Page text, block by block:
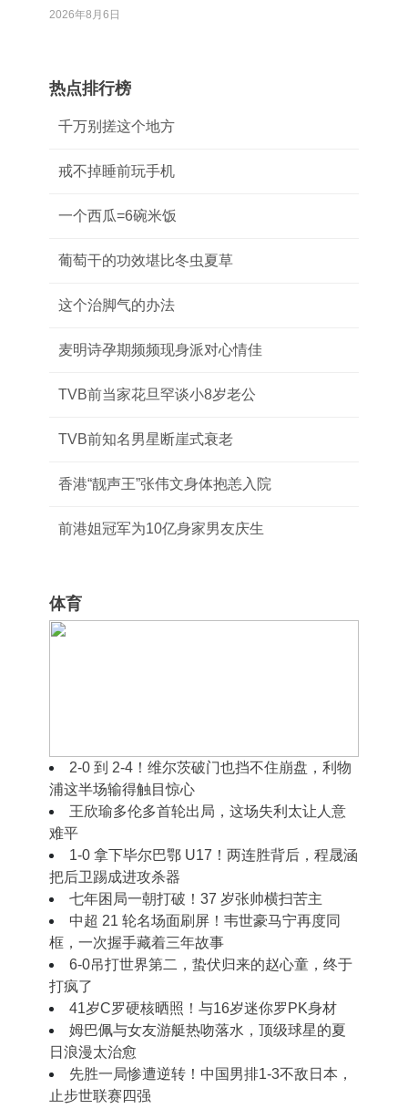
2026年8月6日
热点排行榜
千万别搓这个地方
戒不掉睡前玩手机
一个西瓜=6碗米饭
葡萄干的功效堪比冬虫夏草
这个治脚气的办法
麦明诗孕期频频现身派对心情佳
TVB前当家花旦罕谈小8岁老公
TVB前知名男星断崖式衰老
香港“靓声王”张伟文身体抱恙入院
前港姐冠军为10亿身家男友庆生
体育
2‑0 到 2‑4！维尔茨破门也挡不住崩盘，利物
浦这半场输得触目惊心
王欣瑜多伦多首轮出局，这场失利太让人意
难平
1‑0 拿下毕尔巴鄂 U17！两连胜背后，程晟涵
把后卫踢成进攻杀器
七年困局一朝打破！37 岁张帅横扫苦主
中超 21 轮名场面刷屏！韦世豪马宁再度同
框，一次握手藏着三年故事
6-0吊打世界第二，蛰伏归来的赵心童，终于
打疯了
41岁C罗硬核晒照！与16岁迷你罗PK身材
姆巴佩与女友游艇热吻落水，顶级球星的夏
日浪漫太治愈
先胜一局惨遭逆转！中国男排1-3不敌日本，
止步世联赛四强